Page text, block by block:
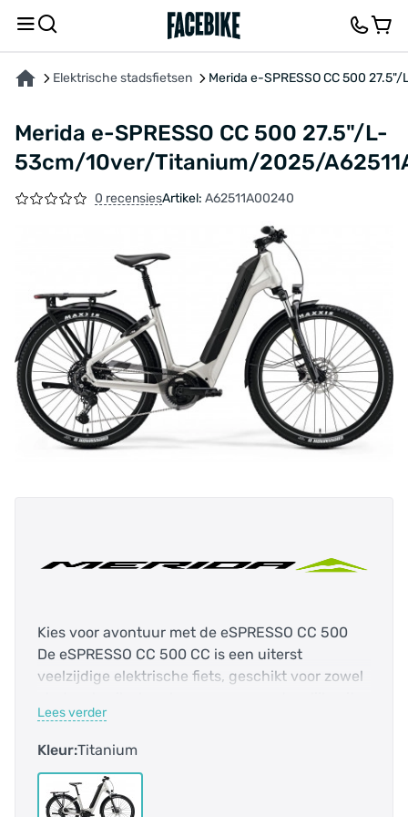
Elektrische stadsfietsen Merida e-SPRESSO CC 500
Merida e-SPRESSO CC 500 27.5"/L-
53cm/10ver/Titanium/2025/
0 recensiesArtikel: A62511A00240
Kies voor avontuur met de eSPRESSO CC 500
De eSPRESSO CC 500 CC is een uiterst
veelzijdige elektrische fiets, geschikt voor zowel
over verharde zand- of grindpaden. Net die
paden, waar gewone elektrische fietsen
w&eacute,l nemen. Een schelpenpad, verhard
karrenspoor, of die mooie klinkerweg. De
Lees verder
Kleur:Titanium
OVER HET PRODUCT KENMERKENBESCHRIJVING FEEDBACK EN VRAGEN